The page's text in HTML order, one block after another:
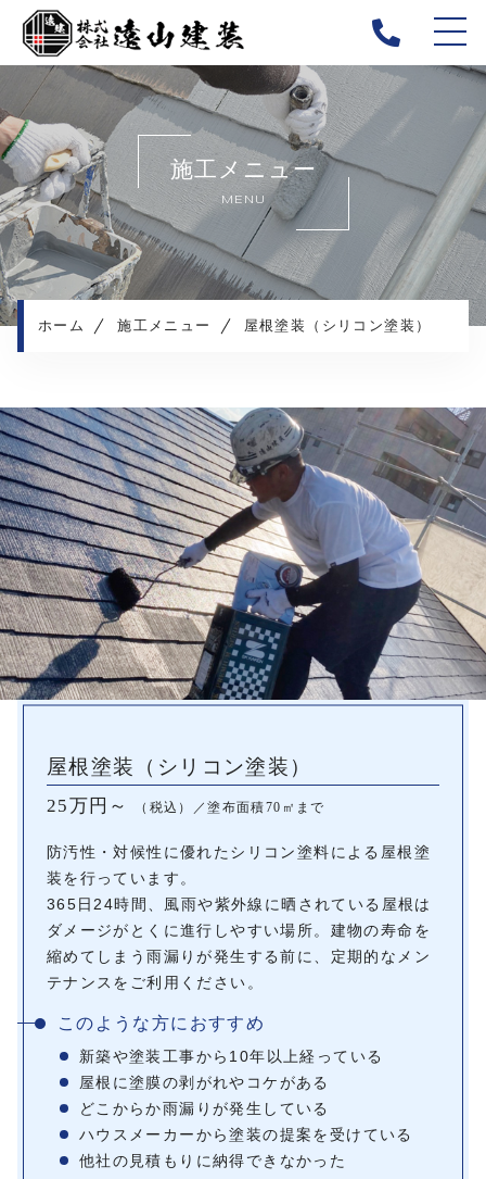
ホーム
当社について
キャンペーン
施工メニュー
施工実績
施工の流れ
プライバシーポリシー
施工メニュー
MENU
ホーム 施工メニュー 屋根塗装（シリコン塗装）
屋根塗装（シリコン塗装）
25万円～ （税込）／塗布面積70㎡まで
防汚性・対候性に優れたシリコン塗料による屋根塗
装を行っています。
365日24時間、風雨や紫外線に晒されている屋根は
ダメージがとくに進行しやすい場所。建物の寿命を
縮めてしまう雨漏りが発生する前に、定期的なメン
テナンスをご利用ください。
このような方におすすめ
新築や塗装工事から10年以上経っている
屋根に塗膜の剥がれやコケがある
どこからか雨漏りが発生している
ハウスメーカーから塗装の提案を受けている
他社の見積もりに納得できなかった